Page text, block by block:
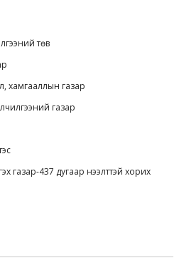
төв
хамгааллын газар
газар
газар-437 дугаар нээлттэй хорих